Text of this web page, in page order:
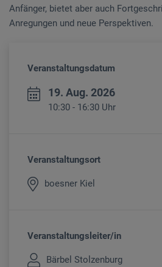
Anfänger, bietet aber auch
Anregungen und neue Perspektiven.
Veranstaltungsdatum
19. Aug. 2026
10:30 - 16:30 Uhr
Veranstaltungsort
boesner Kiel
Veranstaltungsleiter/in
Bärbel Stolzenburg